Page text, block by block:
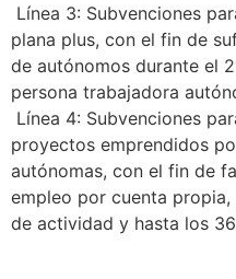
Línea 3: Subvenciones
plana plus, con el fin de
de autónomos durante el
persona trabajadora
Línea 4: Subvenciones
proyectos emprendidos
autónomas, con el fin de
empleo por cuenta
de actividad y hasta los